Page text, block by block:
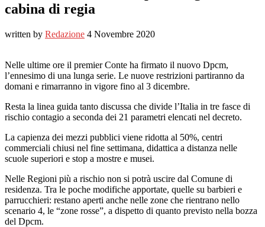
cabina di regia
written by Redazione 4 Novembre 2020
Nelle ultime ore il premier Conte ha firmato il nuovo Dpcm,
l’ennesimo di una lunga serie. Le nuove restrizioni partiranno da
domani e rimarranno in vigore fino al 3 dicembre.
Resta la linea guida tanto discussa che divide l’Italia in tre fasce di
rischio contagio a seconda dei 21 parametri elencati nel decreto.
La capienza dei mezzi pubblici viene ridotta al 50%, centri
commerciali chiusi nel fine settimana, didattica a distanza nelle
scuole superiori e stop a mostre e musei.
Nelle Regioni più a rischio non si potrà uscire dal Comune di
residenza. Tra le poche modifiche apportate, quelle su barbieri e
parrucchieri: restano aperti anche nelle zone che rientrano nello
scenario 4, le “zone rosse”, a dispetto di quanto previsto nella bozza
del Dpcm.